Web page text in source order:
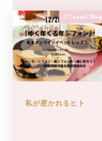
3♡angel Blog
私が惹かれるヒト